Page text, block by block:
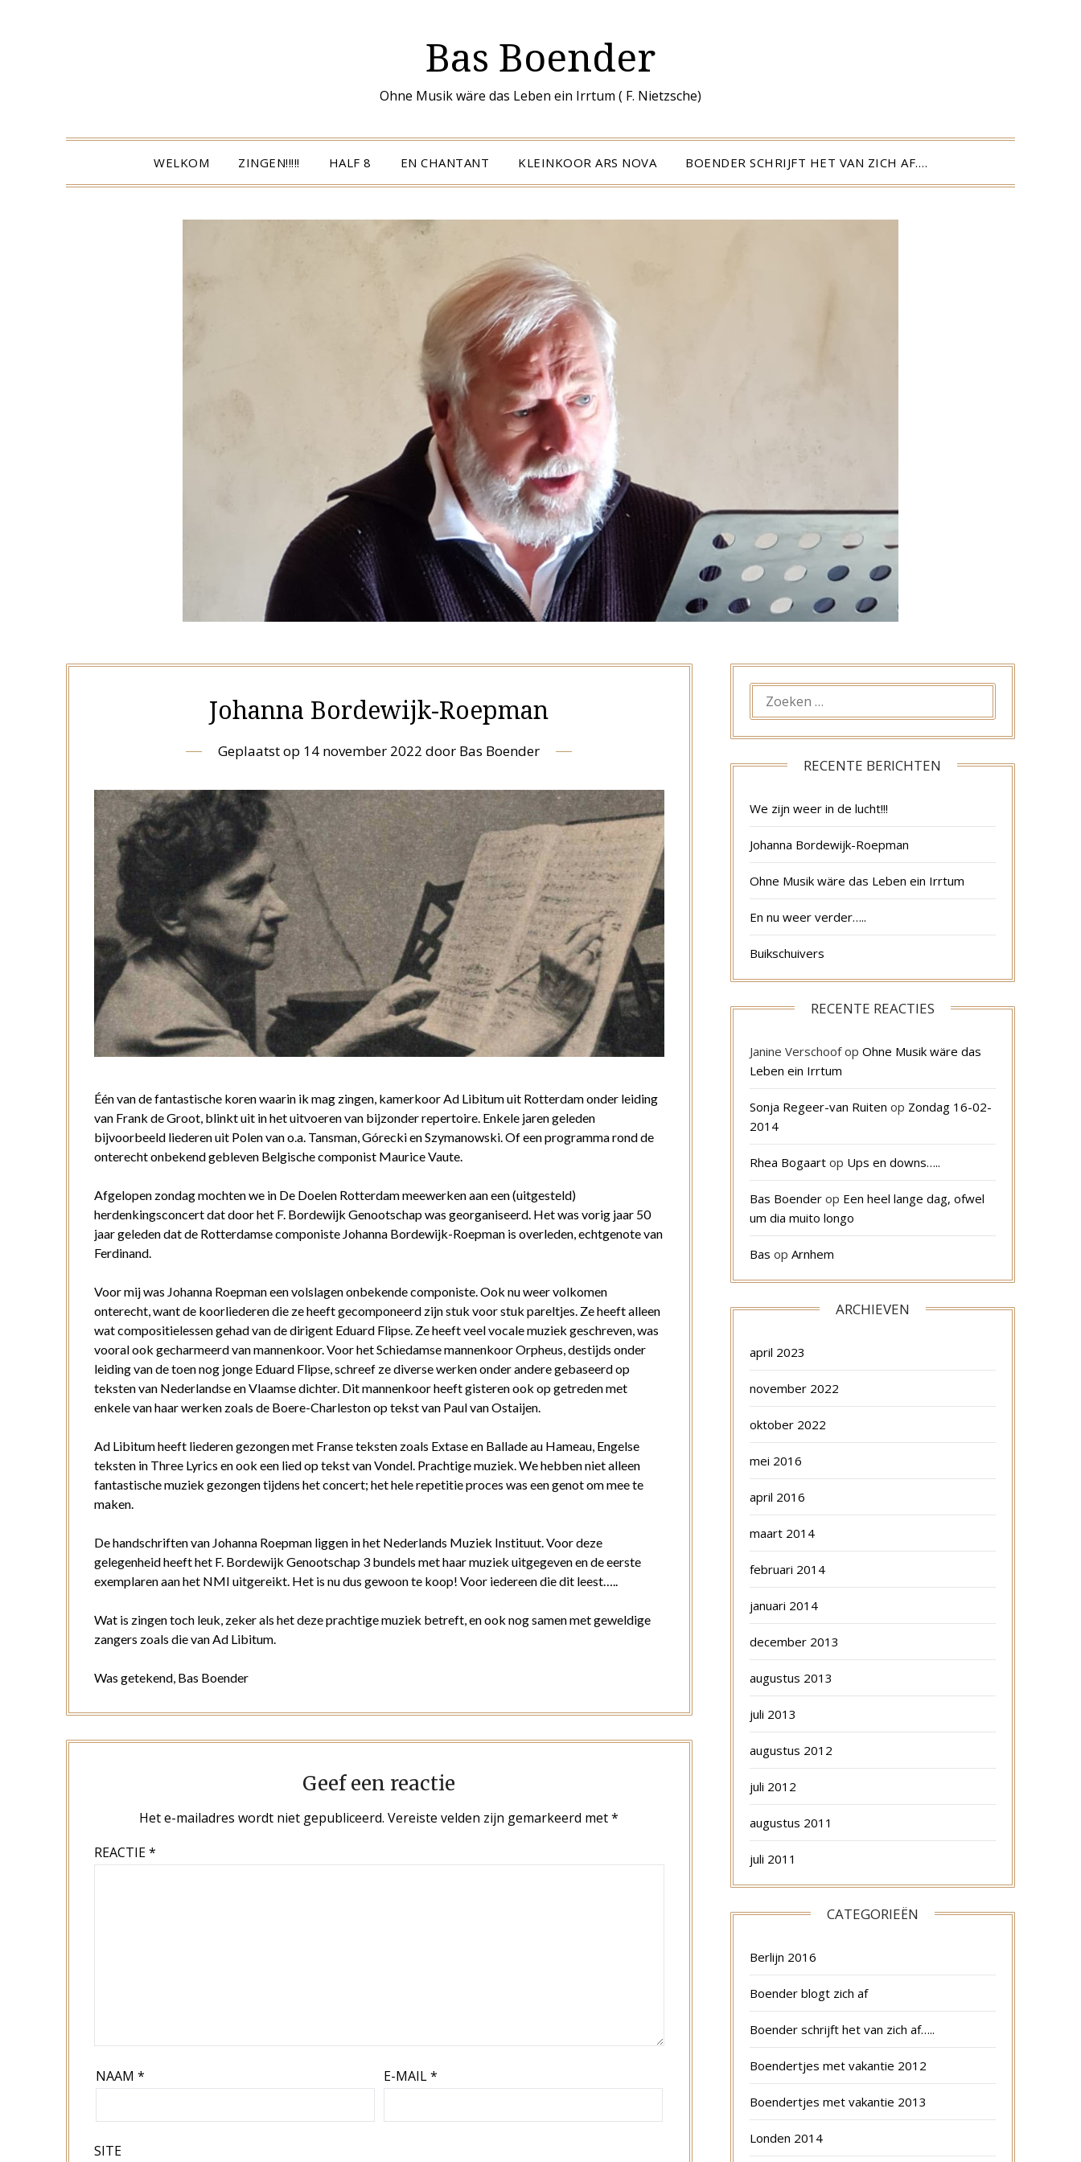
Bas Boender
Ohne Musik wäre das Leben ein Irrtum ( F. Nietzsche)
WELKOM ZINGEN!!!!! HALF 8 EN CHANTANT KLEINKOOR ARS NOVA BOENDER SCHRIJFT HET VAN ZICH AF….
Johanna Bordewijk-Roepman
Geplaatst op 14 november 2022 door Bas Boender
Één van de fantastische koren waarin ik mag zingen, kamerkoor Ad Libitum uit Rotterdam onder leiding
van Frank de Groot, blinkt uit in het uitvoeren van bijzonder repertoire. Enkele jaren geleden
bijvoorbeeld liederen uit Polen van o.a. Tansman, Górecki en Szymanowski. Of een programma rond de
onterecht onbekend gebleven Belgische componist Maurice Vaute.
Afgelopen zondag mochten we in De Doelen Rotterdam meewerken aan een (uitgesteld)
herdenkingsconcert dat door het F. Bordewijk Genootschap was georganiseerd. Het was vorig jaar 50
jaar geleden dat de Rotterdamse componiste Johanna Bordewijk-Roepman is overleden, echtgenote van
Ferdinand.
Voor mij was Johanna Roepman een volslagen onbekende componiste. Ook nu weer volkomen
onterecht, want de koorliederen die ze heeft gecomponeerd zijn stuk voor stuk pareltjes. Ze heeft alleen
wat compositielessen gehad van de dirigent Eduard Flipse. Ze heeft veel vocale muziek geschreven, was
vooral ook gecharmeerd van mannenkoor. Voor het Schiedamse mannenkoor Orpheus, destijds onder
leiding van de toen nog jonge Eduard Flipse, schreef ze diverse werken onder andere gebaseerd op
teksten van Nederlandse en Vlaamse dichter. Dit mannenkoor heeft gisteren ook op getreden met
enkele van haar werken zoals de Boere-Charleston op tekst van Paul van Ostaijen.
Ad Libitum heeft liederen gezongen met Franse teksten zoals Extase en Ballade au Hameau, Engelse
teksten in Three Lyrics en ook een lied op tekst van Vondel. Prachtige muziek. We hebben niet alleen
fantastische muziek gezongen tijdens het concert; het hele repetitie proces was een genot om mee te
maken.
De handschriften van Johanna Roepman liggen in het Nederlands Muziek Instituut. Voor deze
gelegenheid heeft het F. Bordewijk Genootschap 3 bundels met haar muziek uitgegeven en de eerste
exemplaren aan het NMI uitgereikt. Het is nu dus gewoon te koop! Voor iedereen die dit leest…..
Wat is zingen toch leuk, zeker als het deze prachtige muziek betreft, en ook nog samen met geweldige
zangers zoals die van Ad Libitum.
Was getekend, Bas Boender
Geef een reactie
Het e-mailadres wordt niet gepubliceerd. Vereiste velden zijn gemarkeerd met*
REACTIE*
NAAM * E-MAIL*
SITE
NAAR:
RECENTE BERICHTEN
We zijn weer in de lucht!!!
Johanna Bordewijk-Roepman
Ohne Musik wäre das Leben ein Irrtum
En nu weer verder…..
Buikschuivers
RECENTE REACTIES
Janine Verschoofop Ohne Musik wäre das
Leben ein Irrtum
Sonja Regeer-van Ruiten op Zondag 16-02-
2014
Rhea Bogaartop Ups en downs…..
Bas Boenderop Een heel lange dag, ofwel
um dia muito longo
Bas op Arnhem
ARCHIEVEN
april 2023
november 2022
oktober 2022
mei 2016
april 2016
maart 2014
februari 2014
januari 2014
december 2013
augustus 2013
juli 2013
augustus 2012
juli 2012
augustus 2011
juli 2011
CATEGORIEËN
Berlijn 2016
Boender blogt zich af
Boender schrijft het van zich af…..
Boendertjes met vakantie 2012
Boendertjes met vakantie 2013
Londen 2014